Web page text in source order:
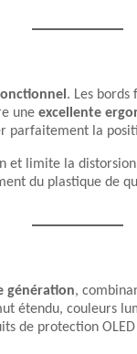
. Les bords
une excellente
parfaitement la
et limite la
du plastique de
génération,
étendu, couleurs
de protection